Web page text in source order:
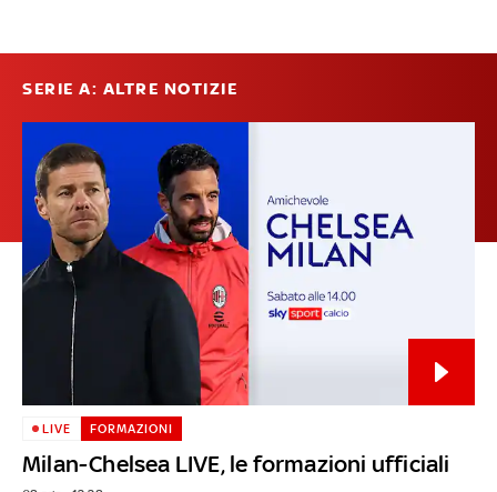
SERIE A: ALTRE NOTIZIE
Milan-Chelsea LIVE, le formazioni ufficiali
LIVE FORMAZIONI